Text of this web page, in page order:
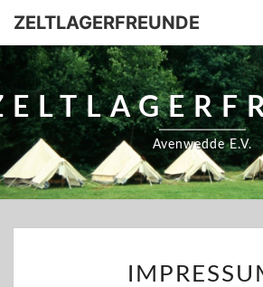
ZELTLAGERFREUNDE
Avenwedde E.V.